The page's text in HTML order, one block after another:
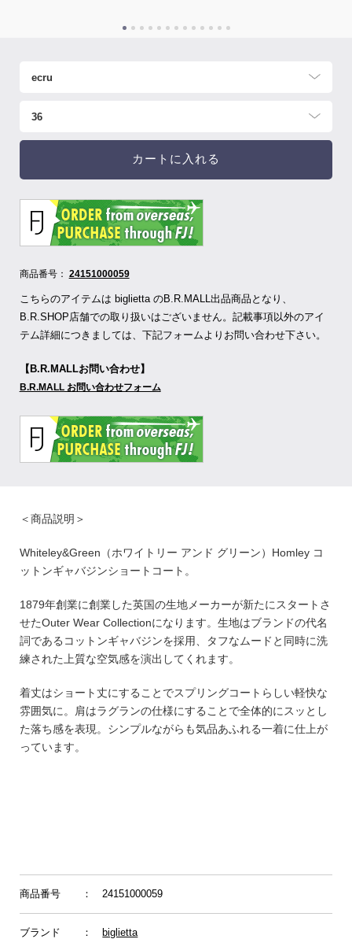
カートに入れる
商品番号： 24151000059
こちらのアイテムは biglietta のB.R.MALL出品商品となり、
B.R.SHOP店舗での取り扱いはございません。記載事項以外のアイ
テム詳細につきましては、下記フォームよりお問い合わせ下さい。
【B.R.MALLお問い合わせ】
B.R.MALL お問い合わせフォーム
＜商品説明＞
Whiteley&Green（ホワイトリー アンド グリーン）Homley コ
ットンギャバジンショートコート。
1879年創業に創業した英国の生地メーカーが新たにスタートさ
せたOuter Wear Collectionになります。生地はブランドの代名
詞であるコットンギャバジンを採用、タフなムードと同時に洗
練された上質な空気感を演出してくれます。
着丈はショート丈にすることでスプリングコートらしい軽快な
雰囲気に。肩はラグランの仕様にすることで全体的にスッとし
た落ち感を表現。シンプルながらも気品あふれる一着に仕上が
っています。
商品番号 ： 24151000059
ブランド ： biglietta